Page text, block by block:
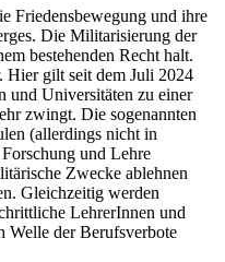
Friedensbewegung und ihre
Die Militarisierung der
bestehenden Recht halt.
Hier gilt seit dem Juli 2024
und Universitäten zu einer
zwingt. Die sogenannten
(allerdings nicht in
und Lehre
Zwecke ablehnen
Gleichzeitig werden
LehrerInnen und
Welle der Berufsverbote